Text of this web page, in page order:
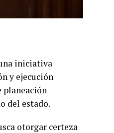
iniciativa
y ejecución
planeación
del estado.
otorgar certeza